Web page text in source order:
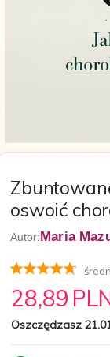
oswoić
Autor:Maria
28,89
Oszczędzasz